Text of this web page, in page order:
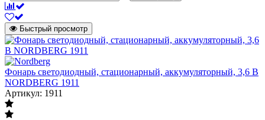
Быстрый просмотр
Фонарь светодиодный, стационарный, аккумуляторный, 3,6 В
NORDBERG 1911
Артикул: 1911